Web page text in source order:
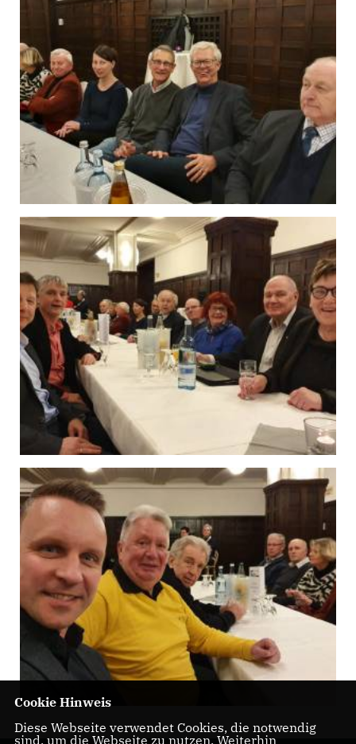
Cookie Hinweis
Diese Webseite verwendet Cookies, die notwendig
sind, um die Webseite zu nutzen. Weiterhin